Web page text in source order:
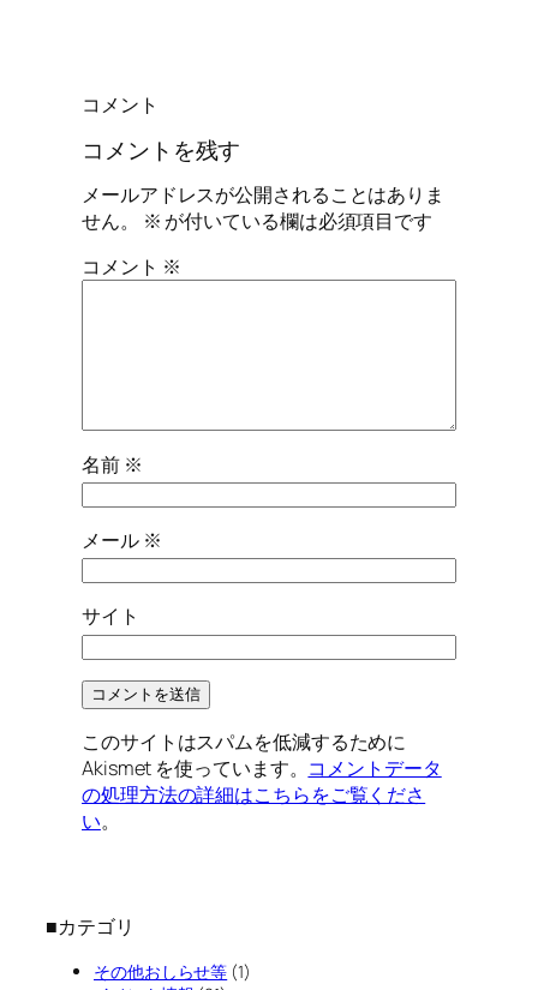
コメント
コメントを残す
メールアドレスが公開されることはありま
せん。
※ が付いている欄は必須項目です
コメント ※
名前 ※
メール ※
サイト
このサイトはスパムを低減するために
Akismet を使っています。 コメントデータ
の処理方法の詳細はこちらをご覧くださ
い。
■カテゴリ
その他おしらせ等 (1)